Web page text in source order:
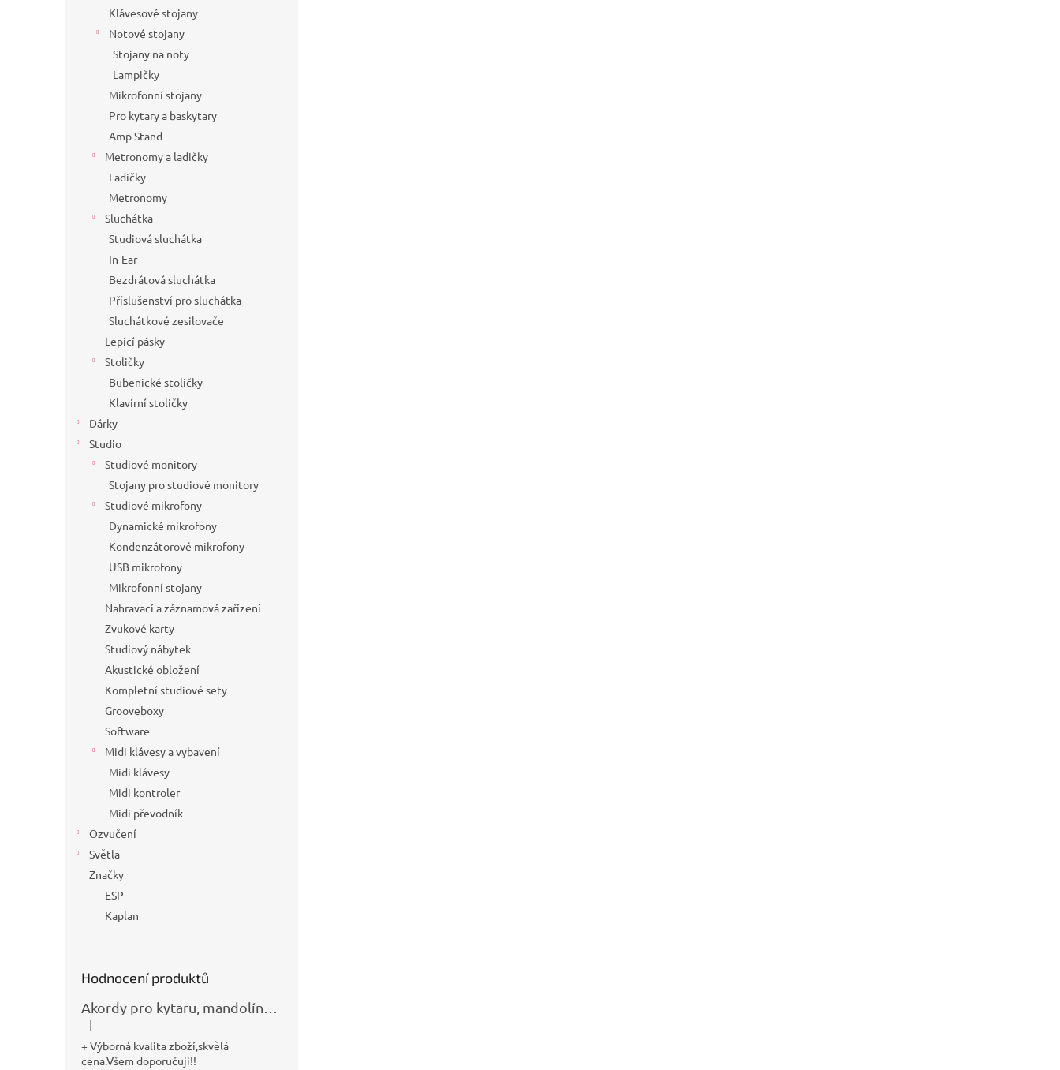
Klávesové stojany
Notové stojany
Stojany na noty
Lampičky
Mikrofonní stojany
Pro kytary a baskytary
Amp Stand
Metronomy a ladičky
Ladičky
Metronomy
Sluchátka
Studiová sluchátka
In-Ear
Bezdrátová sluchátka
Příslušenství pro sluchátka
Sluchátkové zesilovače
Lepící pásky
Stoličky
Bubenické stoličky
Klavírní stoličky
Dárky
Studio
Studiové monitory
Stojany pro studiové monitory
Studiové mikrofony
Dynamické mikrofony
Kondenzátorové mikrofony
USB mikrofony
Mikrofonní stojany
Nahravací a záznamová zařízení
Zvukové karty
Studiový nábytek
Akustické obložení
Kompletní studiové sety
Grooveboxy
Software
Midi klávesy a vybavení
Midi klávesy
Midi kontroler
Midi převodník
Ozvučení
Světla
Značky
ESP
Kaplan
Hodnocení produktů
Hodnocení produktu je 5 z 5 hvězdiček.
|
+ Výborná kvalita zboží,skvělá
cena.Všem doporučuji!!